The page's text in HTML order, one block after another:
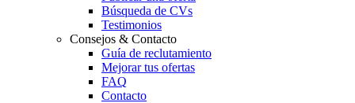
Búsqueda de CVs
Testimonios
Consejos & Contacto
Guía de reclutamiento
Mejorar tus ofertas
FAQ
Contacto